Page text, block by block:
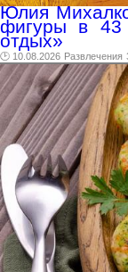
Юлия
фигуры в 43
отдых»
🕑 10.08.2026 Развлечения